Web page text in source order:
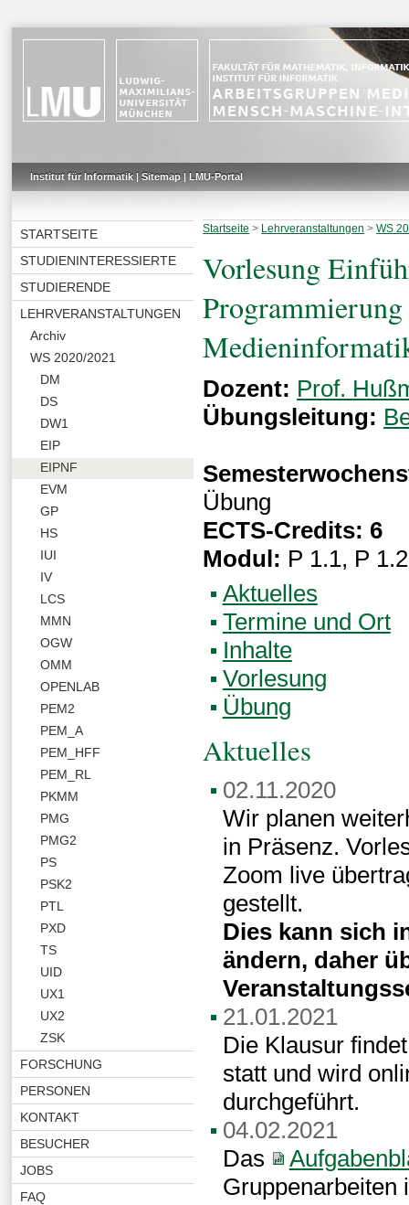
Institut für Informatik| Sitemap| LMU-Portal
STARTSEITE
STUDIENINTERESSIERTE
STUDIERENDE
LEHRVERANSTALTUNGEN
Archiv
WS 2020/2021
DM
DS
DW1
EIP
EIPNF
EVM
GP
HS
IUI
IV
LCS
MMN
OGW
OMM
OPENLAB
PEM2
PEM_A
PEM_HFF
PEM_RL
PKMM
PMG
PMG2
PS
PSK2
PTL
PXD
TS
UID
UX1
UX2
ZSK
FORSCHUNG
PERSONEN
KONTAKT
BESUCHER
JOBS
FAQ
Startseite > Lehrveranstaltungen >WS
Vorlesung
Dozent: Prof.
Übungsleitung:
Übung
ECTS-Credits: 6
Modul: P 1.1, P 1.2
Aktuelles
Termine und Ort
Inhalte
Vorlesung
Übung
Aktuelles
02.11.2020
Wir planen
in Präsenz.
Zoom live
gestellt.
Dies kann sich
ändern, daher
21.01.2021
Die Klausur
statt und wird
durchgeführt.
04.02.2021
Das
Gruppenarbeiten